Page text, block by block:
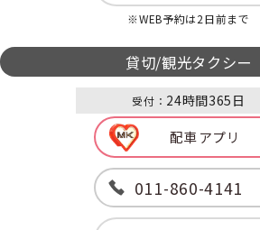
※WEB予約は2日前まで
貸切/観光タクシー
受付： 24時間365日
配車アプリ
011-860-4141